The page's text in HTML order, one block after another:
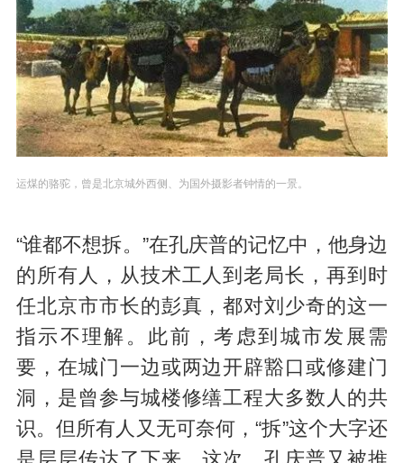
运煤的骆驼，曾是北京城外西侧、为国外摄影者钟情的一景。
“谁都不想拆。”在孔庆普的记忆中，他身边
的所有人，从技术工人到老局长，再到时
任北京市市长的彭真，都对刘少奇的这一
指示不理解。此前，考虑到城市发展需
要，在城门一边或两边开辟豁口或修建门
洞，是曾参与城楼修缮工程大多数人的共
识。但所有人又无可奈何，“拆”这个大字还